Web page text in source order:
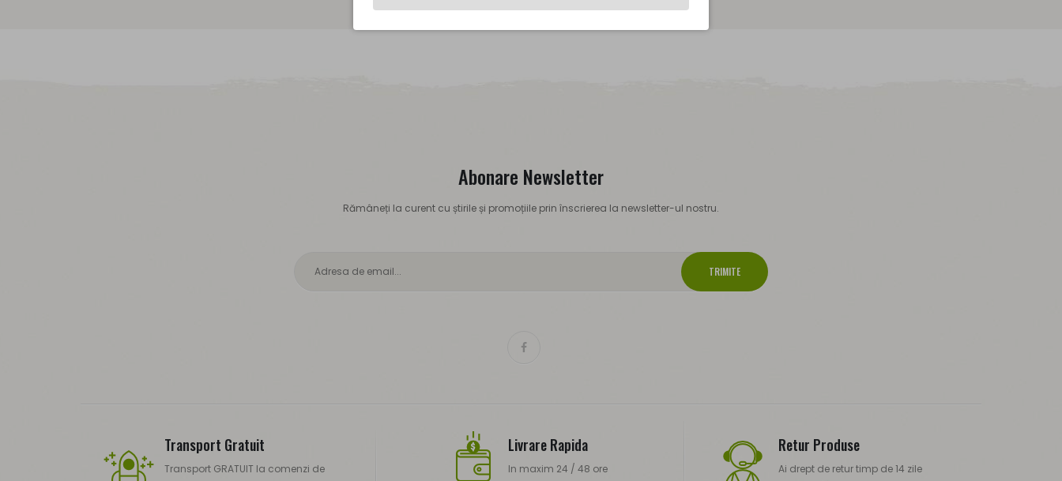
Abonare Newsletter
Rămâneți la curent cu știrile și promoțiile prin înscrierea la newsletter-ul nostru.
TRIMITE
Transport Gratuit
Transport GRATUIT la comenzi de
Livrare Rapida
In maxim 24 / 48 ore
Retur Produse
Ai drept de retur timp de 14 zile